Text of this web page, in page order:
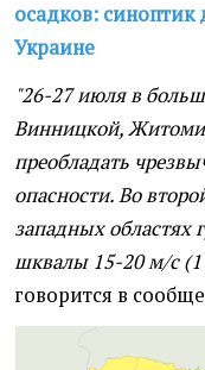
осадков: синоптик
Украине
"26-27 июля в
Винницкой,
преобладать
опасности. Во
западных областях
шквалы 15-20 м/с (1
говорится в